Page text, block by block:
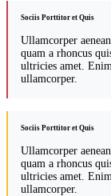
Sociis Porttitor et Quis
Ullamcorper
quam a rhoncus
ultricies amet.
ullamcorper.
Sociis Porttitor et Quis
Ullamcorper
quam a rhoncus
ultricies amet.
ullamcorper.